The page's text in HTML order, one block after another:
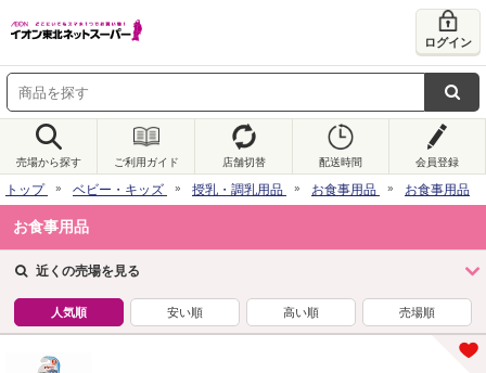
ログイン
売場から探す ご利用ガイド 店舗切替 配送時間 会員登録
トップ ベビー・キッズ 授乳・調乳用品 お食事用品 お食事用品
お食事用品
近くの売場を見る
人気順 安い順 高い順 売場順